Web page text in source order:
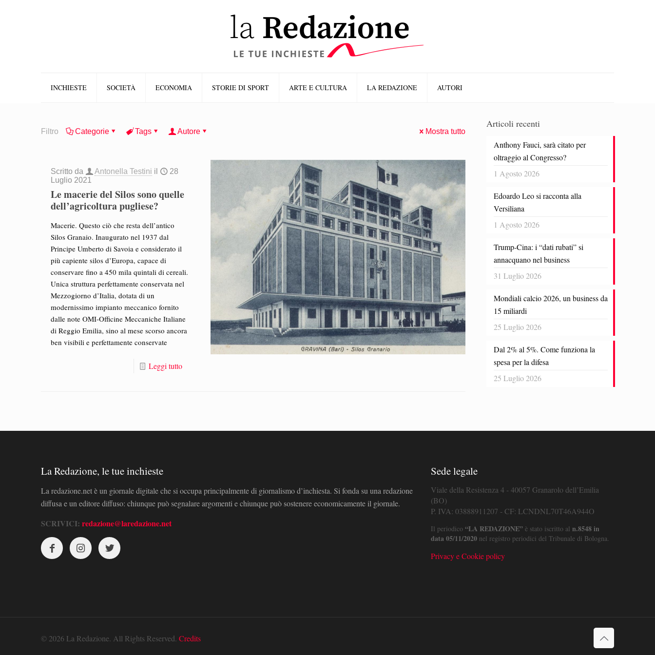
INCHIESTE SOCIETÀ ECONOMIA STORIE DI SPORT ARTE E CULTURA LA REDAZIONE AUTORI
Filtro Categorie Tags Autore Mostra tutto
Scritto da Antonella Testini il
28
Luglio 2021
Le macerie del Silos sono quelle
dell’agricoltura pugliese?
Macerie. Questo ciò che resta dell’antico
Silos Granaio. Inaugurato nel 1937 dal
Principe Umberto di Savoia e considerato il
più capiente silos d’Europa, capace di
conservare fino a 450 mila quintali di cereali.
Unica struttura perfettamente conservata nel
Mezzogiorno d’Italia, dotata di un
modernissimo impianto meccanico fornito
dalle note OMI-Officine Meccaniche Italiane
di Reggio Emilia, sino al mese scorso ancora
ben visibili e perfettamente conservate
Leggi tutto
Articoli recenti
Anthony Fauci, sarà citato per
oltraggio al Congresso?
1 Agosto 2026
Edoardo Leo si racconta alla
Versiliana
1 Agosto 2026
Trump-Cina: i “dati rubati” si
annacquano nel business
31 Luglio 2026
Mondiali calcio 2026, un business da
15 miliardi
25 Luglio 2026
Dal 2% al 5%. Come funziona la
spesa per la difesa
25 Luglio 2026
La Redazione, le tue inchieste
La redazione.net è un giornale digitale che si occupa principalmente di giornalismo d’inchiesta. Si fonda su una redazione
diffusa e un editore diffuso: chiunque può segnalare argomenti e chiunque può sostenere economicamente il giornale.
SCRIVICI: redazione@laredazione.net
Sede legale
Viale della Resistenza 4 - 40057 Granarolo dell’Emilia
(BO)
P. IVA: 03888911207 - CF: LCNDNL70T46A944O
Il periodico “LA REDAZIONE”è stato iscritto al n.8548 in
data 05/11/2020nel registro periodici del Tribunale di Bologna.
Privacy e Cookie policy
© 2026 La Redazione. All Rights Reserved. Credits